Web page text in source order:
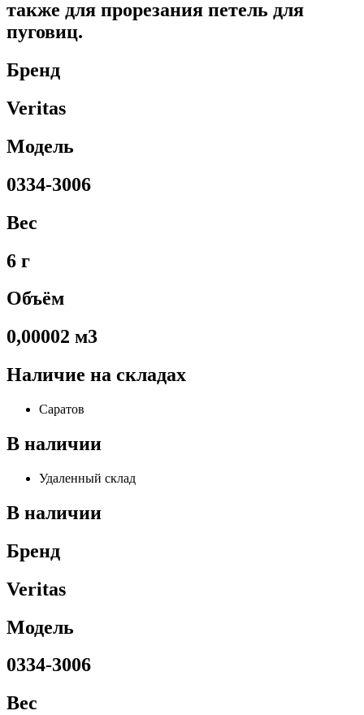
также для прорезания петель для
пуговиц.
Бренд
Veritas
Модель
0334-3006
Вес
6 г
Объём
0,00002 м3
Наличие на складах
Саратов
В наличии
Удаленный склад
В наличии
Бренд
Veritas
Модель
0334-3006
Вес